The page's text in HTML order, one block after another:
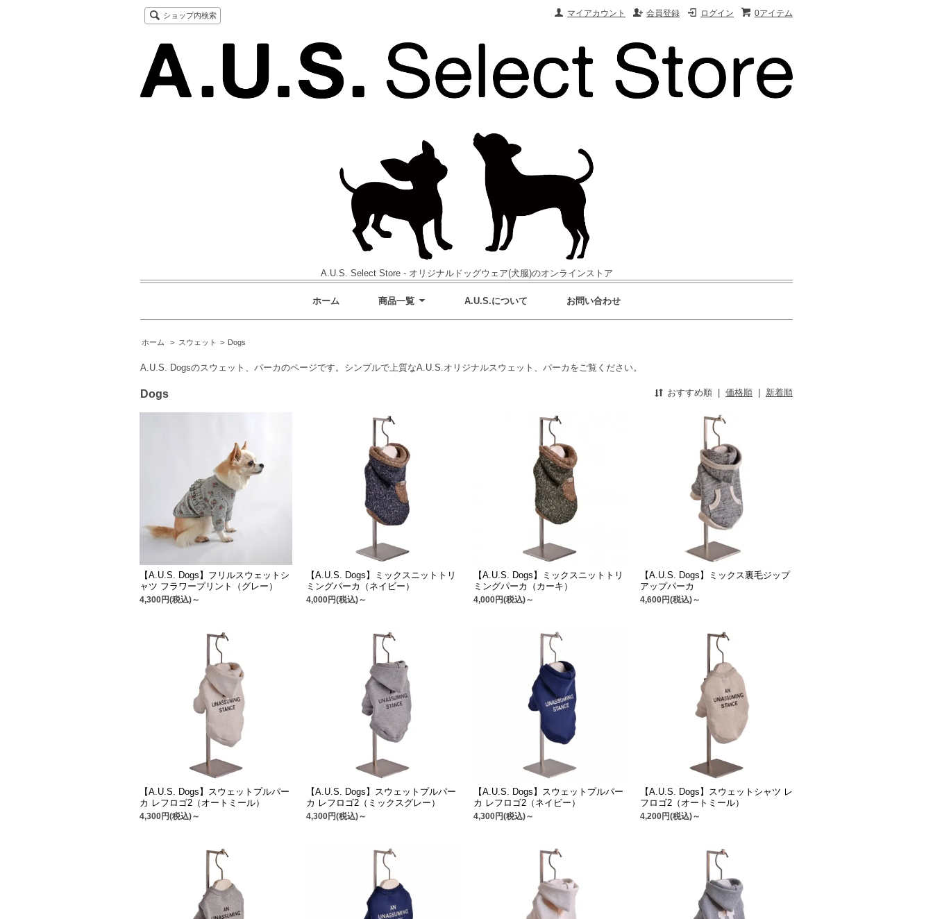
0アイテム
ログイン
会員登録
マイアカウント
ショップ内検索
A.U.S. Select Store - オリジナルドッグウェア(犬服)のオンラインストア
ホーム 商品一覧 A.U.S.について お問い合わせ
ホーム > スウェット > Dogs
A.U.S. Dogsのスウェット、パーカのページです。シンプルで上質なA.U.S.オリジナルスウェット、パーカをご覧ください。
Dogs おすすめ順 価格順 新着順
【A.U.S. Dogs】フリルスウェットシ
ャツ フラワープリント（グレー）
4,300円(税込)～
【A.U.S. Dogs】ミックスニットトリ
ミングパーカ（ネイビー）
4,000円(税込)～
【A.U.S. Dogs】ミックスニットトリ
ミングパーカ（カーキ）
4,000円(税込)～
【A.U.S. Dogs】ミックス裏毛ジップ
アップパーカ
4,600円(税込)～
【A.U.S. Dogs】スウェットプルパー
カ レフロゴ2（オートミール）
4,300円(税込)～
【A.U.S. Dogs】スウェットプルパー
カ レフロゴ2（ミックスグレー）
4,300円(税込)～
【A.U.S. Dogs】スウェットプルパー
カ レフロゴ2（ネイビー）
4,300円(税込)～
【A.U.S. Dogs】スウェットシャツ レ
フロゴ2（オートミール）
4,200円(税込)～